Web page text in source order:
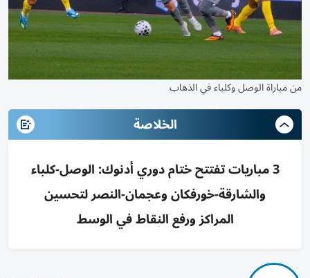
من مباراة الوصل وكلباء في الذهاب
الخلاصة
3 مباريات تفتتح ختام دوري أدنوك: الوصل-كلباء
والشارقة-خورفكان وعجمان-النصر لتحسين
المراكز ورفع النقاط في الوسط